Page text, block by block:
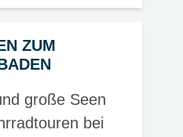
ZUM
große Seen
bei